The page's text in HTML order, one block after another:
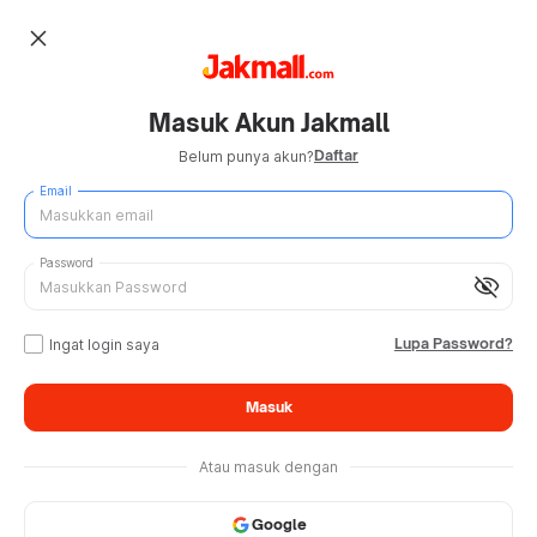
close
Masuk Akun Jakmall
Belum punya akun?Daftar
Email
visibility_off
Password
Ingat login saya Lupa Password?
Masuk
Atau masuk dengan
Google